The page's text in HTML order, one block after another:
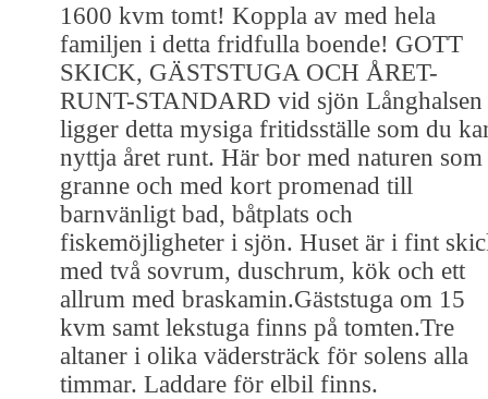
1600 kvm tomt! Koppla av med hela
familjen i detta fridfulla boende! GOTT
SKICK, GÄSTSTUGA OCH ÅRET-
RUNT-STANDARD vid sjön Långhalsen
ligger detta mysiga fritidsställe som du
nyttja året runt. Här bor med naturen som
granne och med kort promenad till
barnvänligt bad, båtplats och
fiskemöjligheter i sjön. Huset är i fint
med två sovrum, duschrum, kök och ett
allrum med braskamin.Gäststuga om 15
kvm samt lekstuga finns på tomten.Tre
altaner i olika vädersträck för solens alla
timmar. Laddare för elbil finns.